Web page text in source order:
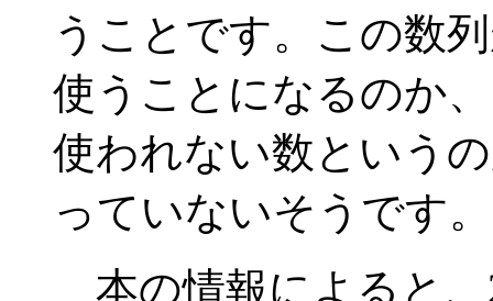
うことです。この数
使うことになるのか
使われない数という
っていないそうです。
本の情報によると、